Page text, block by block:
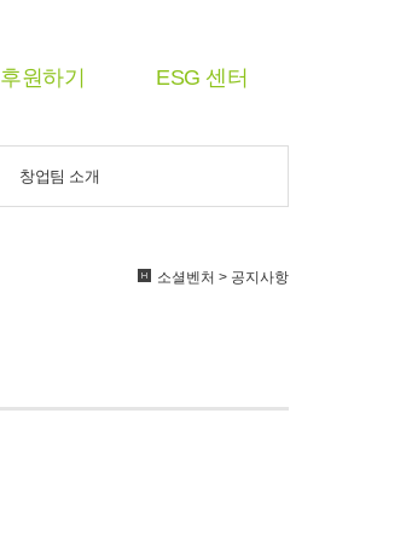
후원하기 ESG 센터
창업팀 소개
소셜벤처 > 공지사항